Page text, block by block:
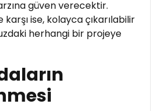
güven verecektir.
ise, kolayca çıkarılabilir
herhangi bir projeye